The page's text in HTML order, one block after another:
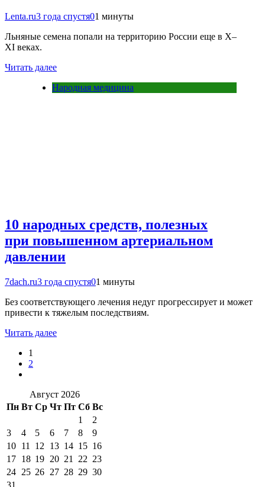
Lenta.ru3 года спустя01 минуты
Льняные семена попали на территорию России еще в X–
XI веках.
Читать далее
Народная медицина
10 народных средств, полезных
при повышенном артериальном
давлении
7dach.ru3 года спустя01 минуты
Без соответствующего лечения недуг прогрессирует и может
привести к тяжелым последствиям.
Читать далее
1
2
Август 2026
Пн Вт Ср Чт Пт Сб Вс
1
2
3
4 5 6 7 8
9
10 11 12 13 14 15 16
17 18 19 20 21 22 23
24 25 26 27 28 29 30
31